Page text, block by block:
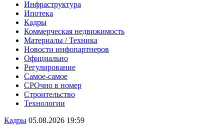
Инфраструктура
Ипотека
Кадры
Коммерческая недвижимость
Материалы / Техника
Новости инфопартнеров
Официально
Регулирование
Самое-самое
СРОчно в номер
Строительство
Технологии
Кадры 05.08.2026 19:59